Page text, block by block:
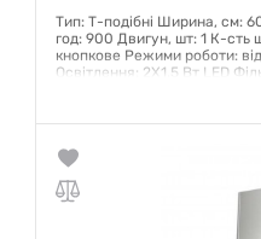
Тип: Т-подібні Ширина, см:
год: 900 Двигун, шт: 1 К-сть
кнопкове Режими роботи:
Освітлення: 2Х1,5 Вт LED